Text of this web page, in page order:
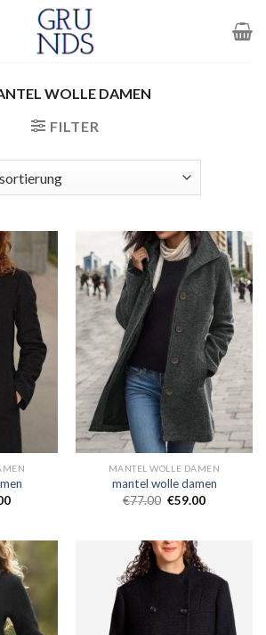
WOLLE DAMEN
FILTER
MANTEL WOLLE DAMEN
mantel wolle damen
€77.00 €59.00